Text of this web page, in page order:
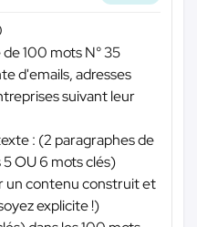
100 mots N° 35
d'emails, adresses
suivant leur
: (2 paragraphes de
OU 6 mots clés)
un contenu construit et
explicite !)